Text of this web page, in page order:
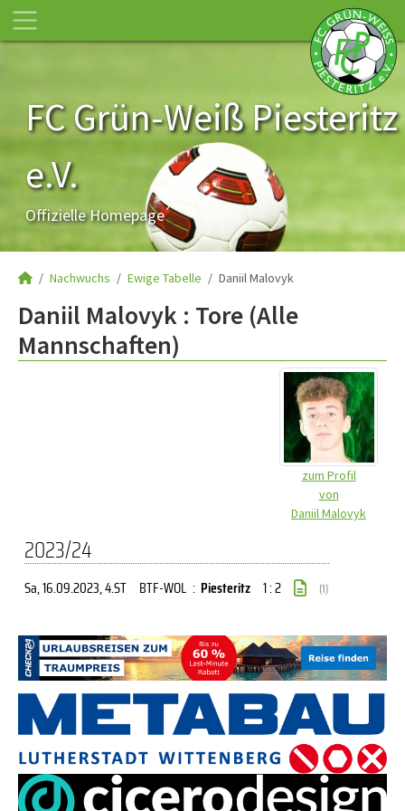
FC Grün-Weiß Piesteritz
e.V.
Offizielle Homepage
Nachwuchs Ewige Tabelle Daniil Malovyk
Daniil Malovyk : Tore (Alle
Mannschaften)
zum Profil
von
Daniil Malovyk
2023/24
Sa, 16.09.2023, 4.ST BTF-WOL : Piesteritz 1 : 2 (1)